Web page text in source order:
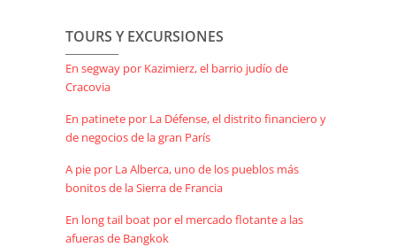
TOURS Y EXCURSIONES
En segway por Kazimierz, el barrio judío de
Cracovia
En patinete por La Défense, el distrito financiero y
de negocios de la gran París
A pie por La Alberca, uno de los pueblos más
bonitos de la Sierra de Francia
En long tail boat por el mercado flotante a las
afueras de Bangkok